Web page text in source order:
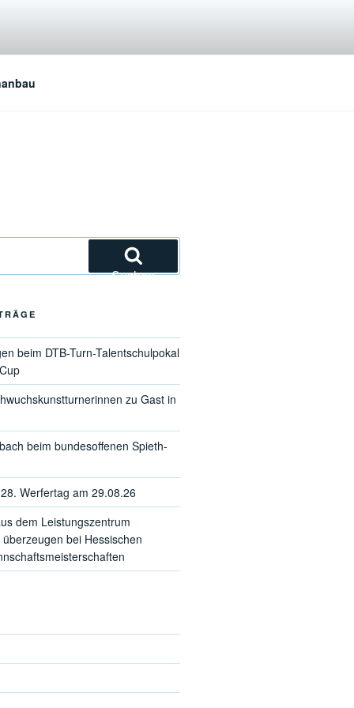
Suchen
beim DTB-Turn-Talentschulpokal
zu Gast in
beim bundesoffenen Spieth-
Werfertag am 29.08.26
dem Leistungszentrum
bei Hessischen